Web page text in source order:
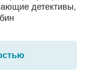
детективы,